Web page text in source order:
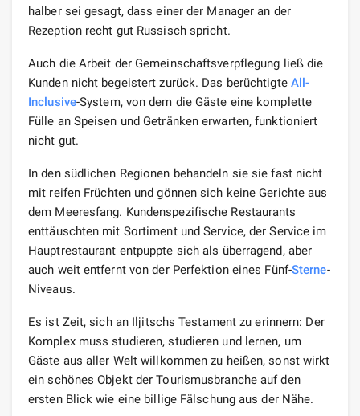
halber sei gesagt, dass einer der Manager an der
Rezeption recht gut Russisch spricht.
Auch die Arbeit der Gemeinschaftsverpflegung ließ die
Kunden nicht begeistert zurück. Das berüchtigte All-
Inclusive-System, von dem die Gäste eine komplette
Fülle an Speisen und Getränken erwarten, funktioniert
nicht gut.
In den südlichen Regionen behandeln sie sie fast nicht
mit reifen Früchten und gönnen sich keine Gerichte aus
dem Meeresfang. Kundenspezifische Restaurants
enttäuschten mit Sortiment und Service, der Service im
Hauptrestaurant entpuppte sich als überragend, aber
auch weit entfernt von der Perfektion eines Fünf-Sterne-
Niveaus.
Es ist Zeit, sich an Iljitschs Testament zu erinnern: Der
Komplex muss studieren, studieren und lernen, um
Gäste aus aller Welt willkommen zu heißen, sonst wirkt
ein schönes Objekt der Tourismusbranche auf den
ersten Blick wie eine billige Fälschung aus der Nähe.